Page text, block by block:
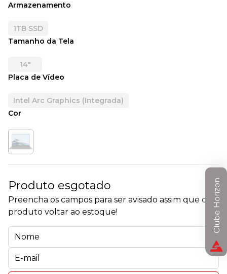
Armazenamento
1TB SSD
Tamanho da Tela
14"
Placa de Vídeo
Intel Arc Graphics (Integrada)
Cor
Produto esgotado
Preencha os campos para ser avisado assim que o
produto voltar ao estoque!
Clube Horizon